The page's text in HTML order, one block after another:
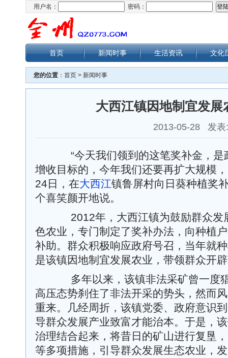
用户名： 密码：
首页 新闻时事 生活资讯 文化
您的位置 ： 首页 > 新闻时事
大西江镇因地制宜发展
2013-05-28 发表:
“今天我们领到的这笔奖补金，是
增收目标的，今年我们还要再扩大规模
24日，在大西江镇鲁屏村向日葵种植奖
个喜笑颜开地说。
2012年，大西江镇为鼓励群众发
色农业，专门制定了奖补办法，向种植
补助。群众积极响应政府号召，当年就
是该镇因地制宜发展农业，带领群众开
多年以来，该镇非法采矿曾一度
高压态势刹住了非法开采的势头，然而
重来。几经周折，该镇党委、政府意识
导群众发展产业致富才能治本。于是，
治理结合起来，将昔日的矿山进行复垦
等多项措施，引导群众发展生态农业，